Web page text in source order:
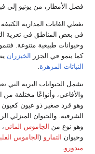
فصل الأمطار، من يونيو إلى
تغطي الغابات المدارية
في بعض المناطق في تعرية
وحيوانات طبيعية متنوعة.
كما ينمو في الجزر الخيزران
النباتات المزهرة
تشمل الحيوانات البرية التي
والأفاعي، وأنواعًا مختلفة من
وهو قرد صغير ذو عيون كعيون
الشرقية. والحيوان المنزلي
وهو نوع من الجاموس المائي
وحيوان التمارو (الجاموس
مندورو